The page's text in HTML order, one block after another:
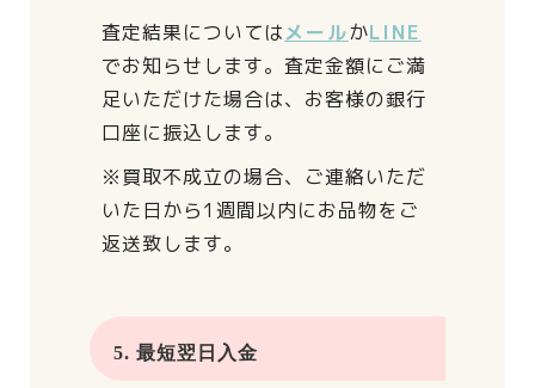
査定結果についてはメールかLINE
でお知らせします。 査定金額にご満
足いただけた場合は、 お客様の銀行
口座に振込します。
※買取不成立の場合、 ご連絡いただ
いた日から1週間以内にお品物をご
返送致します。
5. 最短翌日入金